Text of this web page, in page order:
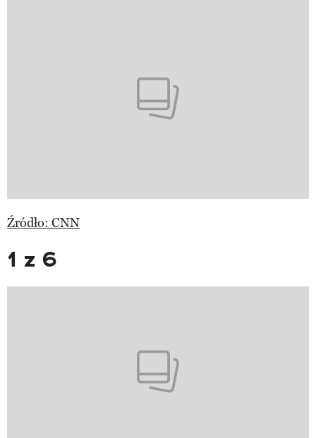
Źródło: CNN
1 z 6